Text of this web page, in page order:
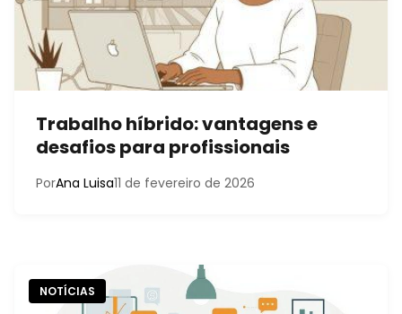
Trabalho híbrido: vantagens e
desafios para profissionais
PorAna Luisa11 de fevereiro de 2026
NOTÍCIAS